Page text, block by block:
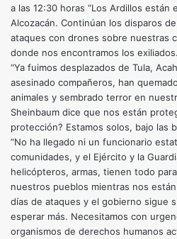
a las 12:30 horas “Los Ardillos están
Alcozacán. Continúan los disparos
ataques con drones sobre nuestras
donde nos encontramos los exiliados.
“Ya fuimos desplazados de Tula,
asesinado compañeros, han
animales y sembrado terror en
Sheinbaum dice que nos están
protección? Estamos solos, bajo las
“No ha llegado ni un funcionario
comunidades, y el Ejército y la
helicópteros, armas, tienen todo
nuestros pueblos mientras nos
días de ataques y el gobierno sigue
esperar más. Necesitamos con
organismos de derechos humanos